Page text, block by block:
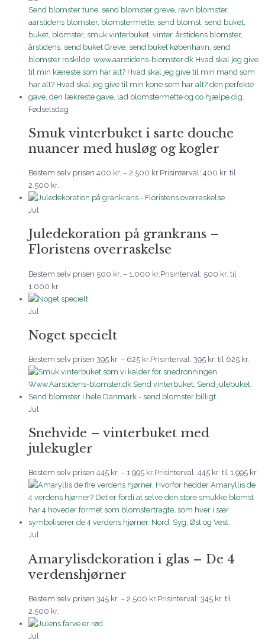
Fødselsdag
Smuk vinterbuket i sarte douche
nuancer med husløg og kogler
Bestem selv prisen 400 kr. – 2.500 kr.Prisinterval: 400 kr. til
2.500 kr.
Jul
Juledekoration på grankrans –
Floristens overraskelse
Bestem selv prisen 500 kr. – 1.000 kr. Prisinterval: 500 kr. til
1.000 kr.
Jul
Noget specielt
Bestem selv prisen 395 kr. – 625 kr.Prisinterval: 395 kr. til 625 kr.
Jul
Snehvide – vinterbuket med
julekugler
Bestem selv prisen 445 kr. – 1.995 kr.Prisinterval: 445 kr. til 1.995 kr.
Jul
Amarylisdekoration i glas – De 4
verdenshjørner
Bestem selv prisen 345 kr. – 2.500 kr. Prisinterval: 345 kr. til
2.500 kr.
Jul